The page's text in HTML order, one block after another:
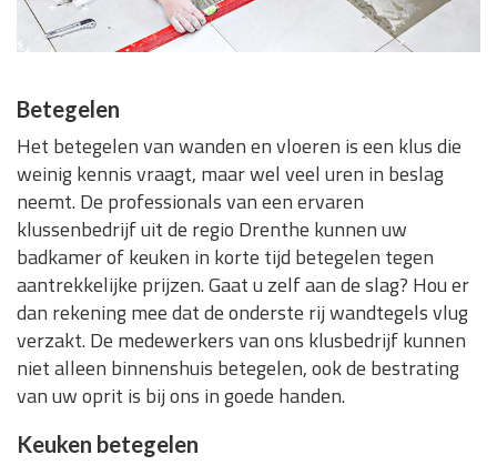
Betegelen
Het betegelen van wanden en vloeren is een klus die
weinig kennis vraagt, maar wel veel uren in beslag
neemt. De professionals van een ervaren
klussenbedrijf uit de regio Drenthe kunnen uw
badkamer of keuken in korte tijd betegelen tegen
aantrekkelijke prijzen. Gaat u zelf aan de slag? Hou er
dan rekening mee dat de onderste rij wandtegels vlug
verzakt. De medewerkers van ons klusbedrijf kunnen
niet alleen binnenshuis betegelen, ook de bestrating
van uw oprit is bij ons in goede handen.
Keuken betegelen